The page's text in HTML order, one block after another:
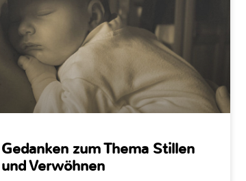
Gedanken zum Thema Stillen
und Verwöhnen